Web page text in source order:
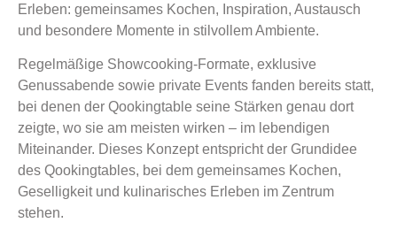
Erleben: gemeinsames Kochen, Inspiration, Austausch
und besondere Momente in stilvollem Ambiente.
Regelmäßige Showcooking-Formate, exklusive
Genussabende sowie private Events fanden bereits statt,
bei denen der Qookingtable seine Stärken genau dort
zeigte, wo sie am meisten wirken – im lebendigen
Miteinander. Dieses Konzept entspricht der Grundidee
des Qookingtables, bei dem gemeinsames Kochen,
Geselligkeit und kulinarisches Erleben im Zentrum
stehen.